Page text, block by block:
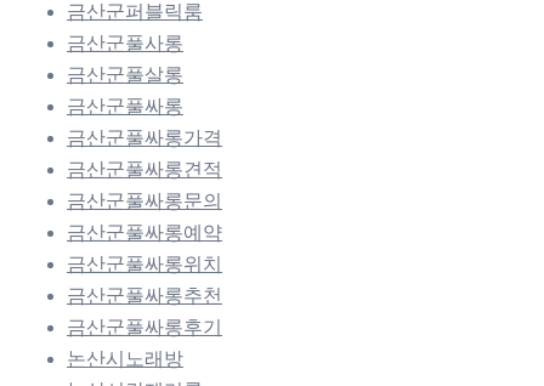
금산군퍼블릭룸
금산군풀사롱
금산군풀살롱
금산군풀싸롱
금산군풀싸롱가격
금산군풀싸롱견적
금산군풀싸롱문의
금산군풀싸롱예약
금산군풀싸롱위치
금산군풀싸롱추천
금산군풀싸롱후기
논산시노래방